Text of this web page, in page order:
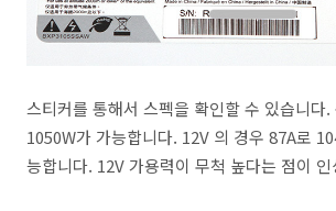
스티커를 통해서 스펙을 확인할 수 있습니다.
1050W가 가능합니다. 12V 의 경우 87A로
능합니다. 12V 가용력이 무척 높다는 점이